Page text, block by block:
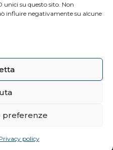
su questo sito. Non
influire negativamente su alcune
preferenze
policy